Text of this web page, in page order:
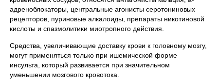
адреноблокаторы, центральные агонисты серотониновых
рецепторов, пуриновые алкалоиды, препараты никотиновой
кислоты и спазмолитики миотропного действия.
Средства, увеличивающие доставку крови к головному мозгу,
могут применяться только при ишемической форме
инсульта, который развивается при значительном
уменьшении мозгового кровотока.